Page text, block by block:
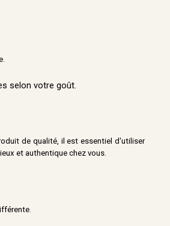
selon votre goût.
de qualité, il est essentiel d'utiliser
et authentique chez vous.